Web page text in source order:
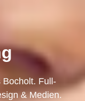
Bocholt. Full-
& Medien.